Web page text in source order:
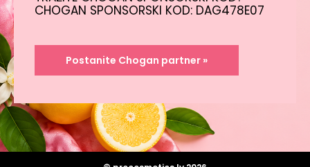
CHOGAN SPONSORSKI KOD: DAG478E07
Postanite Chogan partner »